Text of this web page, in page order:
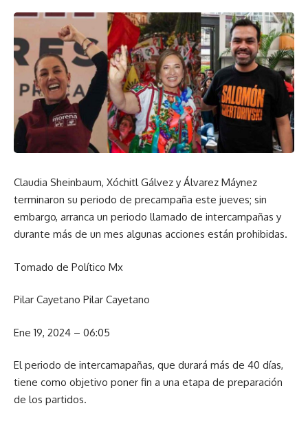
Claudia Sheinbaum, Xóchitl Gálvez y Álvarez Máynez
terminaron su periodo de precampaña este jueves; sin
embargo, arranca un periodo llamado de intercampañas y
durante más de un mes algunas acciones están prohibidas.
Tomado de Político Mx
Pilar Cayetano Pilar Cayetano
Ene 19, 2024 – 06:05
El periodo de intercamapañas, que durará más de 40 días,
tiene como objetivo poner fin a una etapa de preparación
de los partidos.